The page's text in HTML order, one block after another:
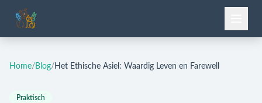
Home/ Blog/ Het Ethische Asiel: Waardig Leven en Farewell
Praktisch